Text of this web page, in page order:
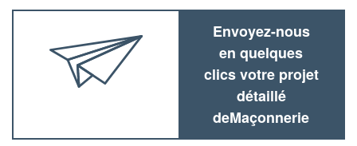
Envoyez-nous
en quelques
clics votre projet
détaillé
deMaçonnerie